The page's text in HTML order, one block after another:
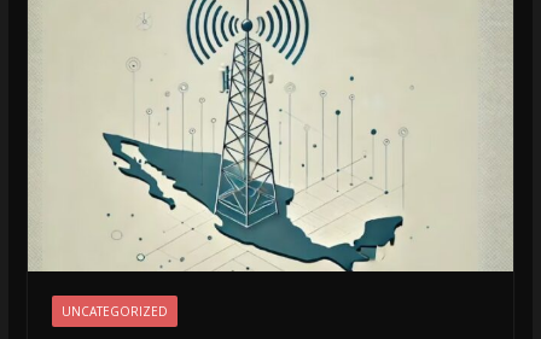
UNCATEGORIZED